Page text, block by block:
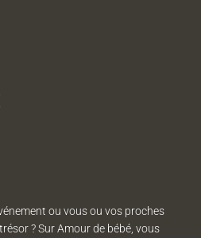
ou vous ou vos proches
? Sur Amour de bébé, vous